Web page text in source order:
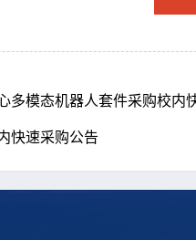
多模态机器人套件采购校内
快速采购公告